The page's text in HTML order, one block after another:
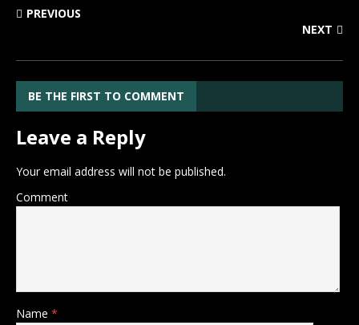
PREVIOUS
NEXT
BE THE FIRST TO COMMENT
Leave a Reply
Your email address will not be published.
Comment
Name *